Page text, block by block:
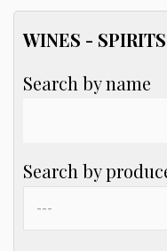
WINES -
Search by name
Search by